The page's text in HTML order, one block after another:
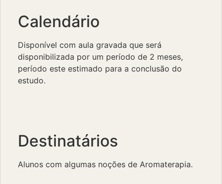
Calendário
Disponível com aula gravada que será
disponibilizada por um período de 2 meses,
período este estimado para a conclusão do
estudo.
Destinatários
Alunos com algumas noções de Aromaterapia.